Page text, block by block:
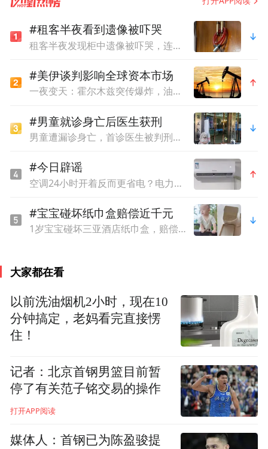
2月25日，浙江省杭州高级中学教育集团举行
2023学年第二学期开学典礼。校长唐新红发
天”》的开学致辞，与师生探讨了“传承杭高
科学精神，拥抱新时代科学的春天”的话题。
“科学的求索往往比较枯燥、单调、曲折，而
且也会很漫长，甚至困难重重，有时努力做
此，求真的路上贵在坚持。”开学典礼的“院
士之声”环节，学校邀请了中国科学院院士、
路没有终点》的讲话，“未来的世界，需要你
#租客半夜看到遗像被吓哭
租客半夜发现柜中遗像被吓哭，连夜搬离后要求退还中介费，平台：退不了
#美伊谈判影响全球资本市场
一夜变天：霍尔木兹突传爆炸，油价失控
#男童就诊身亡后医生获刑
男童遭漏诊身亡，首诊医生被判刑一年，出狱后发帖讲述接诊经过
#今日辟谣
空调24小时开着反而更省电？电力部门回应
#宝宝碰坏纸巾盒赔偿近千元
1岁宝宝碰坏三亚酒店纸巾盒，赔偿924元，价格表上称是“极具艺术气息的骨瓷用品”
大家都在看
以前洗油烟机2小时，现在10
分钟搞定，老妈看完直接愣
住！
记者：北京首钢男篮目前暂
停了有关范子铭交易的操作
打开APP阅读
媒体人：首钢已为陈盈骏提